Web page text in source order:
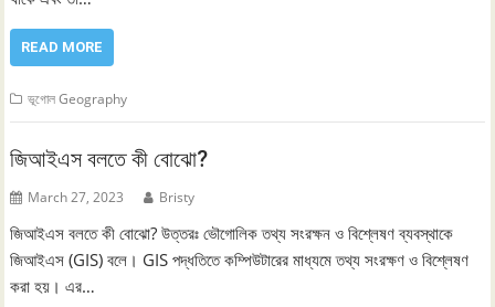
READ MORE
ভূগোল Geography
জিআইএস বলতে কী বোঝো?
March 27, 2023 Bristy
জিআইএস বলতে কী বোঝো? উত্তরঃ ভৌগোলিক তথ্য সংরক্ষন ও বিশ্লেষণ ব্যবস্থাকে
জিআইএস (GIS) বলে। GIS পদ্ধতিতে কম্পিউটারের মাধ্যমে তথ্য সংরক্ষণ ও বিশ্লেষণ
করা হয়। এর…